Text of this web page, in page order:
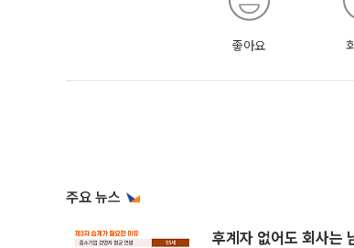
좋아요
주요 뉴스
후계자 없어도 회사는